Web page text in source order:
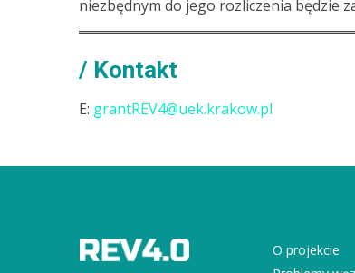
niezbędnym do jego rozliczenia będzie
Kontakt
E: grantREV4@uek.krakow.pl
O projekcie